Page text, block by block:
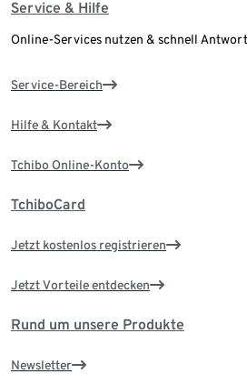
Service & Hilfe
Online-Services nutzen & schnell
Service-Bereich
Hilfe & Kontakt
Tchibo Online-Konto
TchiboCard
Jetzt kostenlos registrieren
Jetzt Vorteile entdecken
Rund um unsere Produkte
Newsletter